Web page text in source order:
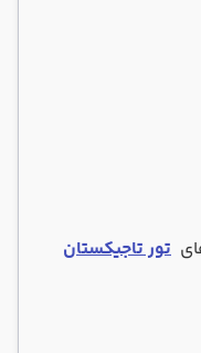
تور تاجیکستان